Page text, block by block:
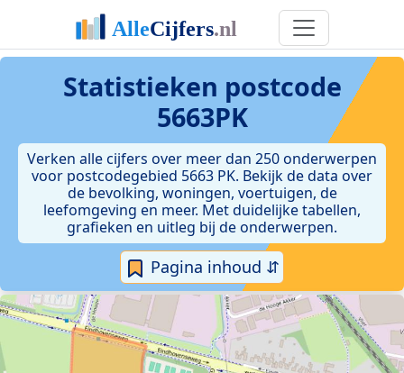
Statistieken postcode
5663PK
Verken alle cijfers over meer dan 250 onderwerpen
voor postcodegebied 5663 PK. Bekijk de data over
de bevolking, woningen, voertuigen, de
leefomgeving en meer. Met duidelijke tabellen,
grafieken en uitleg bij de onderwerpen.
Pagina inhoud ⇵